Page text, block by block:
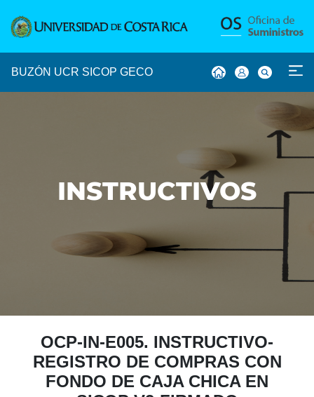
MAIN NAVIGATION
BUZÓN UCR SICOP GECO
INSTRUCTIVOS
OCP-IN-E005. INSTRUCTIVO-
REGISTRO DE COMPRAS CON
FONDO DE CAJA CHICA EN